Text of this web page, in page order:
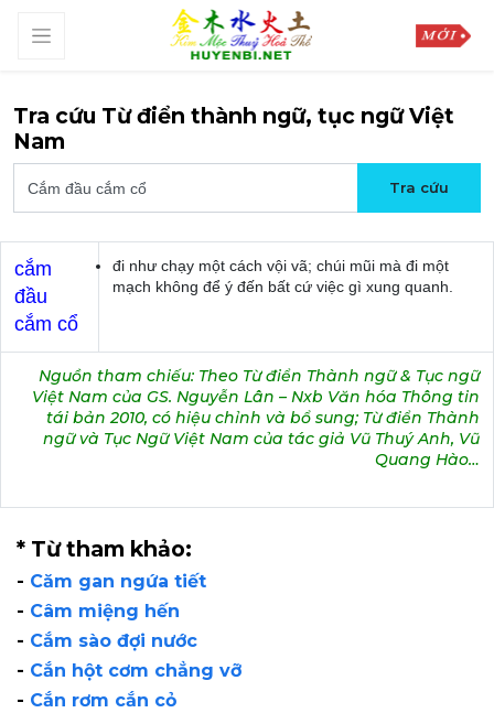
Tra cứu Từ điển thành ngữ, tục ngữ Việt
Nam
cắm
đầu
cắm cổ
đi như chạy một cách vội vã; chúi mũi mà đi một
mạch không để ý đến bất cứ việc gì xung quanh.
Nguồn tham chiếu: Theo Từ điển Thành ngữ & Tục ngữ
Việt Nam của GS. Nguyễn Lân – Nxb Văn hóa Thông tin
tái bản 2010, có hiệu chỉnh và bổ sung; Từ điển Thành
ngữ và Tục Ngữ Việt Nam của tác giả Vũ Thuý Anh, Vũ
Quang Hào…
* Từ tham khảo:
- Căm gan ngứa tiết
- Câm miệng hến
- Cắm sào đợi nước
- Cắn hột cơm chẳng vỡ
- Cắn rơm cắn cỏ